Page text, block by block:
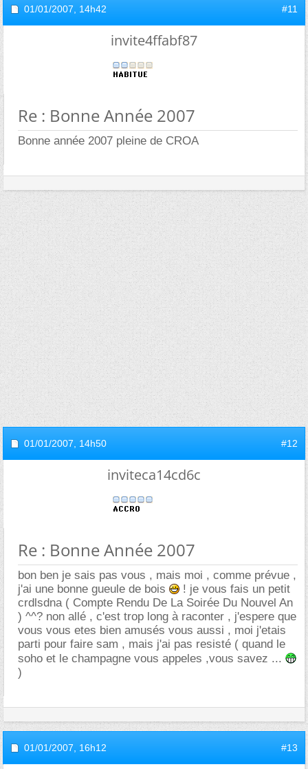
01/01/2007, 14h42 #11
invite4ffabf87
Re : Bonne Année 2007
Bonne année 2007 pleine de CROA
01/01/2007, 14h50 #12
inviteca14cd6c
Re : Bonne Année 2007
bon ben je sais pas vous , mais moi , comme prévue ,
j'ai une bonne gueule de bois
! je vous fais un petit
crdlsdna ( Compte Rendu De La Soirée Du Nouvel An
) ^^? non allé , c'est trop long à raconter , j'espere que
vous vous etes bien amusés vous aussi , moi j'etais
parti pour faire sam , mais j'ai pas resisté ( quand le
soho et le champagne vous appeles ,vous savez ...
)
01/01/2007, 16h12 #13